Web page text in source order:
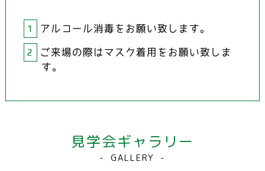
1 アルコール消毒をお願い致します。
2
ご来場の際はマスク着用をお願い致しま
す。
見学会ギャラリー
GALLERY